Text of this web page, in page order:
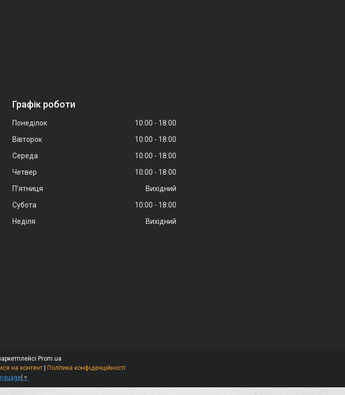
Графік роботи
Понеділок 10:00
18:00
Вівторок
10:00
18:00
Середа
10:00
18:00
Четвер
10:00
18:00
Пʼятниця
Вихідний
Субота
10:00
18:00
Неділя
Вихідний
Prom.ua
на контент
Політика конфіденційності
▼